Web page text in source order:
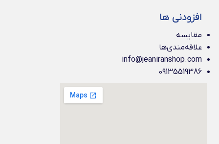
افزودنی ها
مقایسه
علاقه‌مندی‌ها
info@jeaniranshop.com
09135519386